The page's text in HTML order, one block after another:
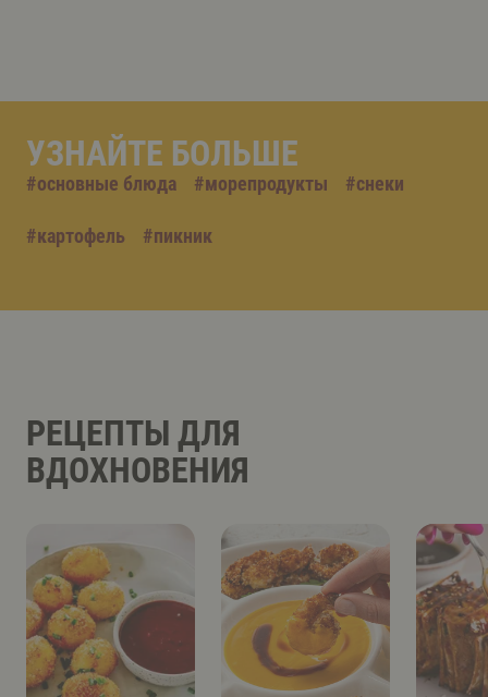
УЗНАЙТЕ БОЛЬШЕ
#основные блюда #морепродукты #снеки
#картофель #пикник
РЕЦЕПТЫ ДЛЯ
ВДОХНОВЕНИЯ